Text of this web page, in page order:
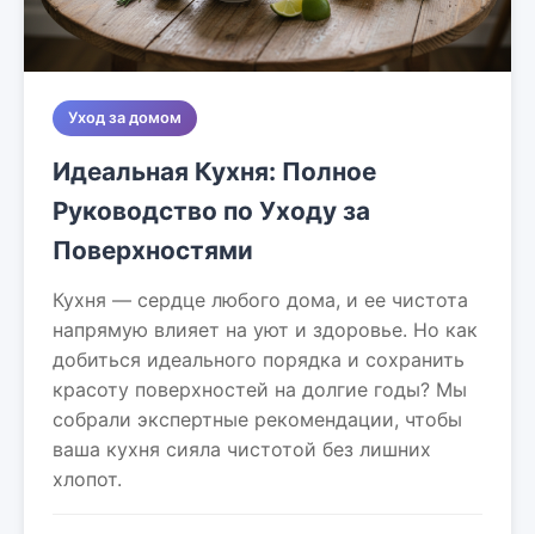
Уход за домом
Идеальная Кухня: Полное
Руководство по Уходу за
Поверхностями
Кухня — сердце любого дома, и ее чистота
напрямую влияет на уют и здоровье. Но как
добиться идеального порядка и сохранить
красоту поверхностей на долгие годы? Мы
собрали экспертные рекомендации, чтобы
ваша кухня сияла чистотой без лишних
хлопот.